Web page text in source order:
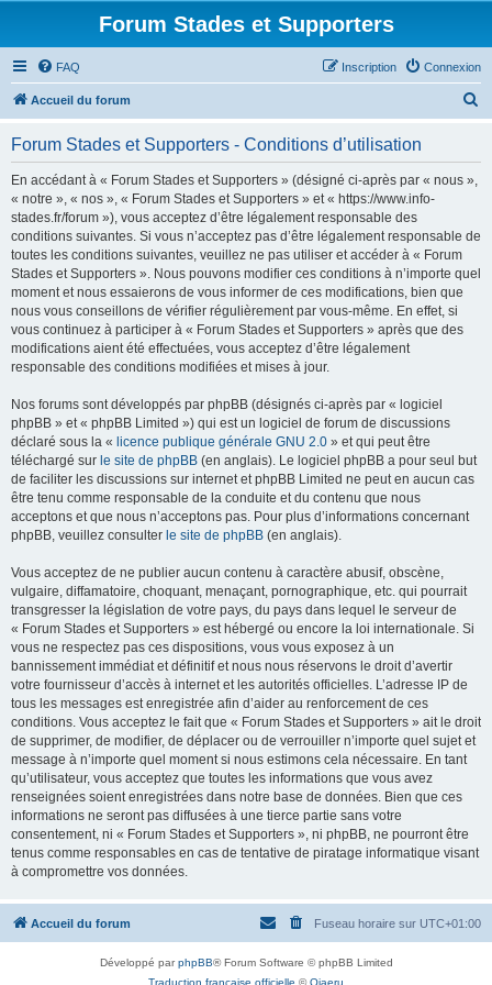
Forum Stades et Supporters
FAQ Connexion
Inscription
Accueil du forum
Forum Stades et Supporters - Conditions d’utilisation
En accédant à « Forum Stades et Supporters » (désigné ci-après par « nous »,
« notre », « nos », « Forum Stades et Supporters » et « https://www.info-
stades.fr/forum »), vous acceptez d’être légalement responsable des
conditions suivantes. Si vous n’acceptez pas d’être légalement responsable de
toutes les conditions suivantes, veuillez ne pas utiliser et accéder à « Forum
Stades et Supporters ». Nous pouvons modifier ces conditions à n’importe quel
moment et nous essaierons de vous informer de ces modifications, bien que
nous vous conseillons de vérifier régulièrement par vous-même. En effet, si
vous continuez à participer à « Forum Stades et Supporters » après que des
modifications aient été effectuées, vous acceptez d’être légalement
responsable des conditions modifiées et mises à jour.
Nos forums sont développés par phpBB (désignés ci-après par « logiciel
phpBB » et « phpBB Limited ») qui est un logiciel de forum de discussions
déclaré sous la « licence publique générale GNU 2.0 » et qui peut être
téléchargé sur le site de phpBB (en anglais). Le logiciel phpBB a pour seul but
de faciliter les discussions sur internet et phpBB Limited ne peut en aucun cas
être tenu comme responsable de la conduite et du contenu que nous
acceptons et que nous n’acceptons pas. Pour plus d’informations concernant
phpBB, veuillez consulter le site de phpBB (en anglais).
Vous acceptez de ne publier aucun contenu à caractère abusif, obscène,
vulgaire, diffamatoire, choquant, menaçant, pornographique, etc. qui pourrait
transgresser la législation de votre pays, du pays dans lequel le serveur de
« Forum Stades et Supporters » est hébergé ou encore la loi internationale. Si
vous ne respectez pas ces dispositions, vous vous exposez à un
bannissement immédiat et définitif et nous nous réservons le droit d’avertir
votre fournisseur d’accès à internet et les autorités officielles. L’adresse IP de
tous les messages est enregistrée afin d’aider au renforcement de ces
conditions. Vous acceptez le fait que « Forum Stades et Supporters » ait le droit
de supprimer, de modifier, de déplacer ou de verrouiller n’importe quel sujet et
message à n’importe quel moment si nous estimons cela nécessaire. En tant
qu’utilisateur, vous acceptez que toutes les informations que vous avez
renseignées soient enregistrées dans notre base de données. Bien que ces
informations ne seront pas diffusées à une tierce partie sans votre
consentement, ni « Forum Stades et Supporters », ni phpBB, ne pourront être
tenus comme responsables en cas de tentative de piratage informatique visant
à compromettre vos données.
Accueil du forum Fuseau horaire sur UTC+01:00
Développé parphpBB® Forum Software © phpBB Limited
Traduction française officielle ©Qiaeru